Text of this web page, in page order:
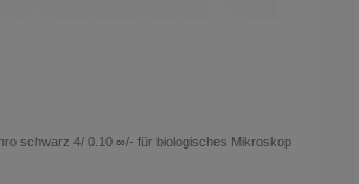
schwarz 4/ 0.10 ∞/- für biologisches Mikroskop